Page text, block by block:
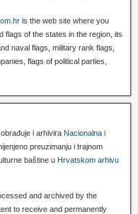
is the web site where you
flags of the states in the region, its
naval flags, military rank flags,
flags of political parties,
i arhivira Nacionalna i
preuzimanju i trajnom
baštine u Hrvatskom arhivu
and archived by the
to receive and permanently